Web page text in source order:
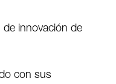
innovación de
con sus